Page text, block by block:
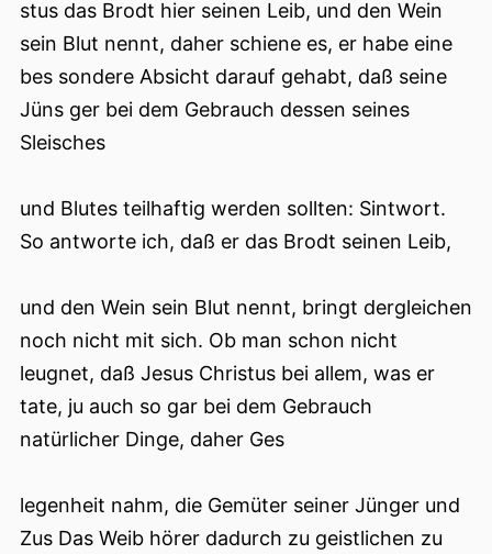
stus das Brodt hier seinen Leib, und den Wein
sein Blut nennt, daher schiene es, er habe eine
bes sondere Absicht darauf gehabt, daß seine
Jüns ger bei dem Gebrauch dessen seines
Sleisches
und Blutes teilhaftig werden sollten: Sintwort.
So antworte ich, daß er das Brodt seinen Leib,
und den Wein sein Blut nennt, bringt dergleichen
noch nicht mit sich. Ob man schon nicht
leugnet, daß Jesus Christus bei allem, was er
tate, ju auch so gar bei dem Gebrauch
natürlicher Dinge, daher Ges
legenheit nahm, die Gemüter seiner Jünger und
Zus Das Weib hörer dadurch zu geistlichen zu